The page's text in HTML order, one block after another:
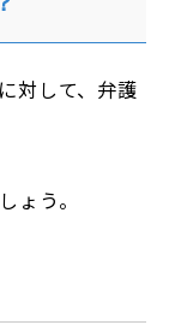
対して、弁護
う。